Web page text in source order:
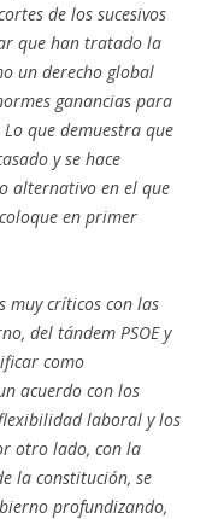
de los sucesivos
que han tratado la
un derecho global
ganancias para
que demuestra que
y se hace
alternativo en el que
en primer
muy críticos con las
del tándem PSOE y
como
acuerdo con los
laboral y los
otro lado, con la
la constitución, se
profundizando,